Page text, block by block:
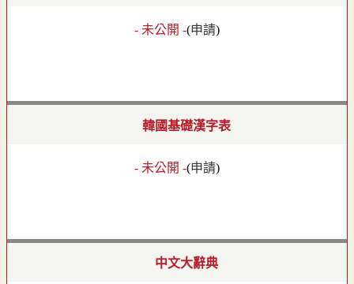
- 未公開 -(申請)
韓國基礎漢字表
- 未公開 -(申請)
中文大辭典